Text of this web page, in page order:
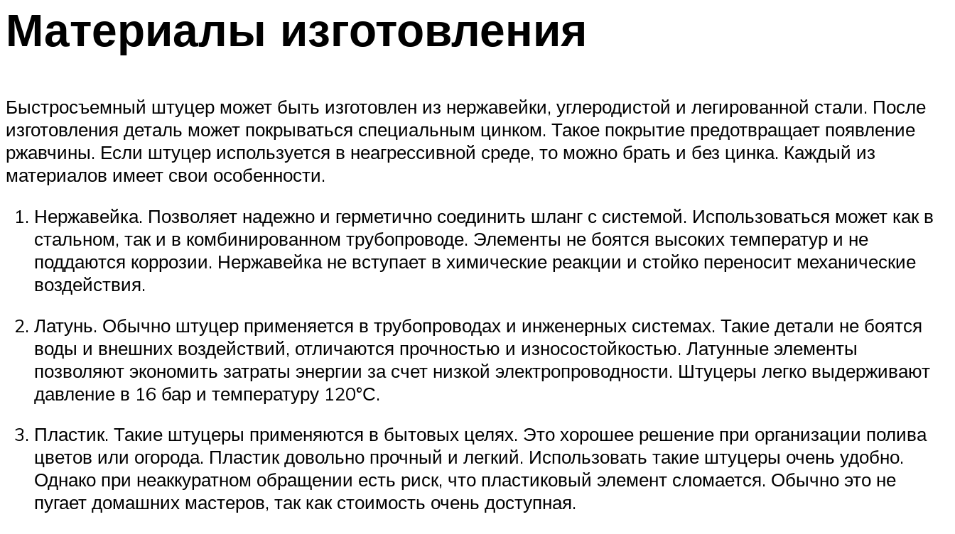
Материалы изготовления
Быстросъемный штуцер может быть изготовлен из нержавейки, углеродистой и легированной стали. После
изготовления деталь может покрываться специальным цинком. Такое покрытие предотвращает появление
ржавчины. Если штуцер используется в неагрессивной среде, то можно брать и без цинка. Каждый из
материалов имеет свои особенности.
Нержавейка. Позволяет надежно и герметично соединить шланг с системой. Использоваться может как в
стальном, так и в комбинированном трубопроводе. Элементы не боятся высоких температур и не
поддаются коррозии. Нержавейка не вступает в химические реакции и стойко переносит механические
воздействия.
Латунь. Обычно штуцер применяется в трубопроводах и инженерных системах. Такие детали не боятся
воды и внешних воздействий, отличаются прочностью и износостойкостью. Латунные элементы
позволяют экономить затраты энергии за счет низкой электропроводности. Штуцеры легко выдерживают
давление в 16 бар и температуру 120°С.
Пластик. Такие штуцеры применяются в бытовых целях. Это хорошее решение при организации полива
цветов или огорода. Пластик довольно прочный и легкий. Использовать такие штуцеры очень удобно.
Однако при неаккуратном обращении есть риск, что пластиковый элемент сломается. Обычно это не
пугает домашних мастеров, так как стоимость очень доступная.